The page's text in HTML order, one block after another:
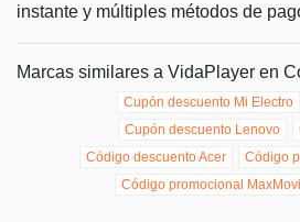
instante y múltiples métodos de
Marcas similares a VidaPlayer en
Cupón descuento Mi Electro
Cupón descuento Lenovo
Código
Código descuento Acer
Código promocional MaxMovil